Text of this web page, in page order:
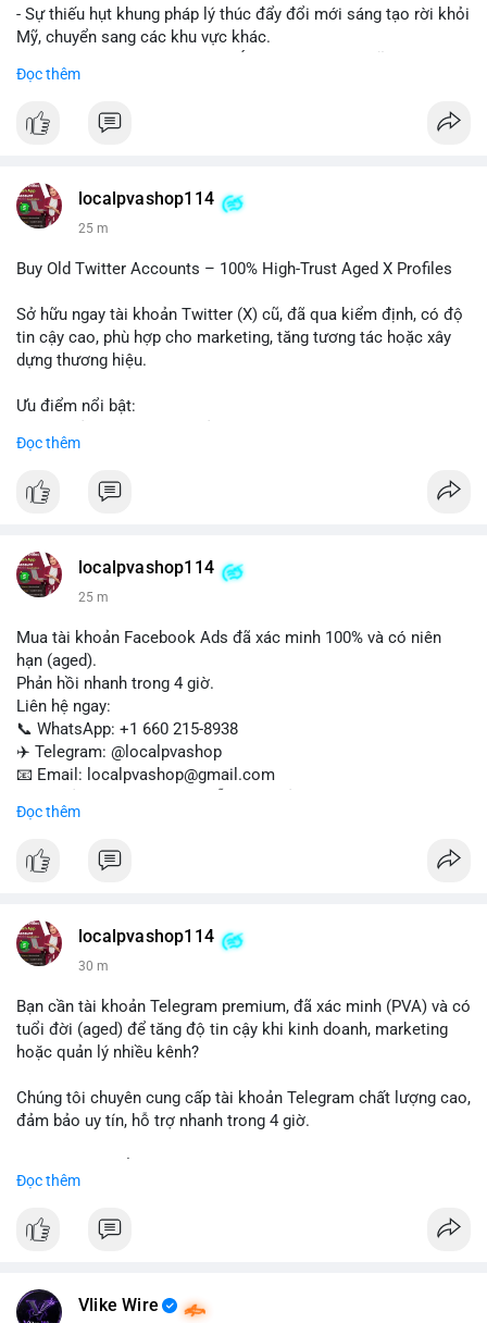
- Sự thiếu hụt khung pháp lý thúc đẩy đổi mới sáng tạo rời khỏi
Mỹ, chuyển sang các khu vực khác.
trường khi Mỹ còn đang lúng túng về luật pháp.
#binancesquare #blockchain
#vlikevn #titanbot
📰 Nguồn: Cointelegraph
Đọc thêm
localpvashop114
25 m
Buy Old Twitter Accounts – 100% High-Trust Aged X Profiles
Sở hữu ngay tài khoản Twitter (X) cũ, đã qua kiểm định, có độ
tin cậy cao, phù hợp cho marketing, tăng tương tác hoặc xây
dựng thương hiệu.
Ưu điểm nổi bật:
- Hồ sơ hoàn chỉnh, giảm nguy cơ bị khóa
✈️ Telegram: @localpvashop
📧 Email: localpvashop@gmail.com
Đọc thêm
localpvashop114
25 m
Mua tài khoản Facebook Ads đã xác minh 100% và có niên
hạn (aged).
Phản hồi nhanh trong 4 giờ.
Liên hệ ngay:
📞 WhatsApp: +1 660 215-8938
✈️ Telegram: @localpvashop
📧 Email: localpvashop@gmail.com
quảng cáo của bạn. Đặt mua hôm nay!
Đọc thêm
localpvashop114
30 m
Bạn cần tài khoản Telegram premium, đã xác minh (PVA) và có
tuổi đời (aged) để tăng độ tin cậy khi kinh doanh, marketing
hoặc quản lý nhiều kênh?
Chúng tôi chuyên cung cấp tài khoản Telegram chất lượng cao,
đảm bảo uy tín, hỗ trợ nhanh trong 4 giờ.
📞 WhatsApp: +1 660 215-8938
📧 Email: localpvashop@gmail.com
premium, PVA, aged với giá tốt nhất!
Đọc thêm
Vlike Wire